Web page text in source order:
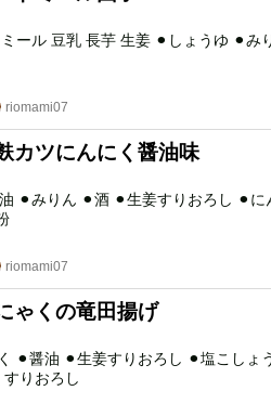
riomami07
カツにんにく醤油味
粉
riomami07
ゃくの竜田揚げ
ぶ
くすりおろし